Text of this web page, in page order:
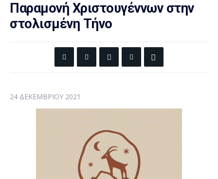
Παραμονή Χριστουγέννων στην
στολισμένη Τήνο
24 ΔΕΚΕΜΒΡΊΟΥ 2021